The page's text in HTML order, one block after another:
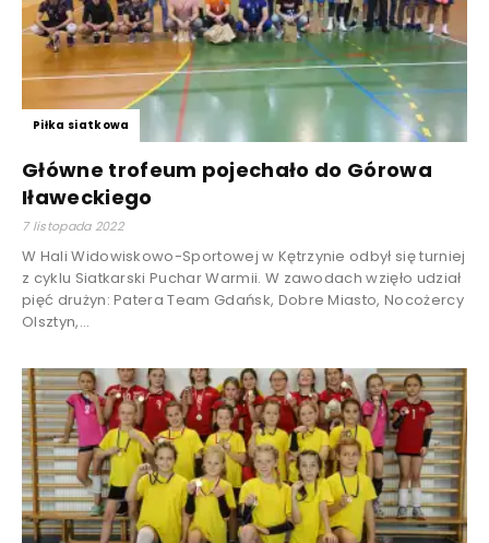
Piłka siatkowa
Główne trofeum pojechało do Górowa
Iławeckiego
7 listopada 2022
W Hali Widowiskowo-Sportowej w Kętrzynie odbył się turniej
z cyklu Siatkarski Puchar Warmii. W zawodach wzięło udział
pięć drużyn: Patera Team Gdańsk, Dobre Miasto, Nocożercy
Olsztyn,...